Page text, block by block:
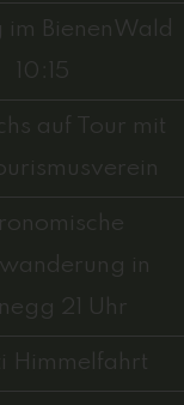
im BienenWald
10:15
auf Tour mit
in
21 Uhr
Himmelfahrt